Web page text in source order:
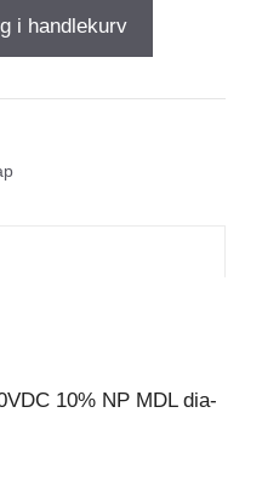
i handlekurv
10% NP MDL dia-